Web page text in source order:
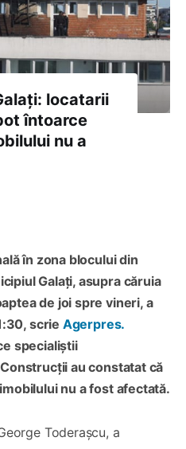
locatarii
întoarce
nu a
în zona blocului din
Galați, asupra căruia
de joi spre vineri, a
scrie Agerpres.
specialiștii
au constatat că
nu a fost afectată.
Toderașcu, a